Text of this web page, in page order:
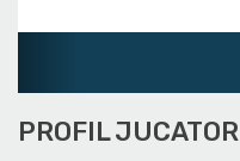
PROFIL JUCATOR